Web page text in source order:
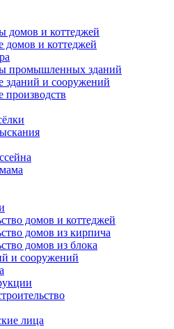
домов и коттеджей
домов и коттеджей
промышленных зданий
зданий и сооружений
производств
домов и коттеджей
домов из кирпича
домов из блока
и сооружений
лица